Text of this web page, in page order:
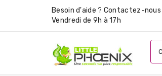
Besoin d'aide ? Contactez-nous
Vendredi de 9h à 17h